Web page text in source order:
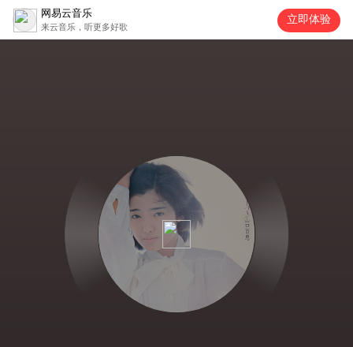
网易云音乐
来云音乐，听更多好歌
立即体验